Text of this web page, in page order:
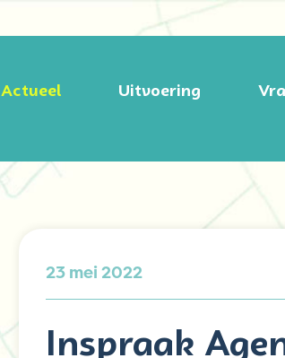
Actueel Uitvoering
23 mei 2022
Inspraak